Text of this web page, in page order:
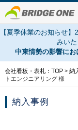
【夏季休業のお知らせ
みいた
中東情勢の影響に
会社看板・表札：TOP > 納
トエンジニアリング 様
納入事例